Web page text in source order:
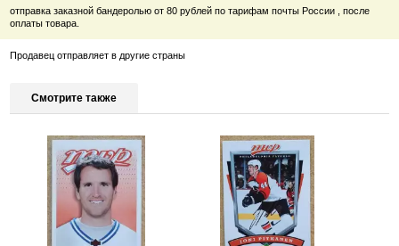
отправка заказной бандеролью от 80 рублей по тарифам почты России , после
оплаты товара.
Продавец отправляет в другие страны
Смотрите также